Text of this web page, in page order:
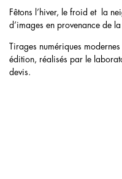
Fêtons l’hiver, le froid et la
d’images en provenance de
Tirages numériques
édition, réalisés par le
devis.